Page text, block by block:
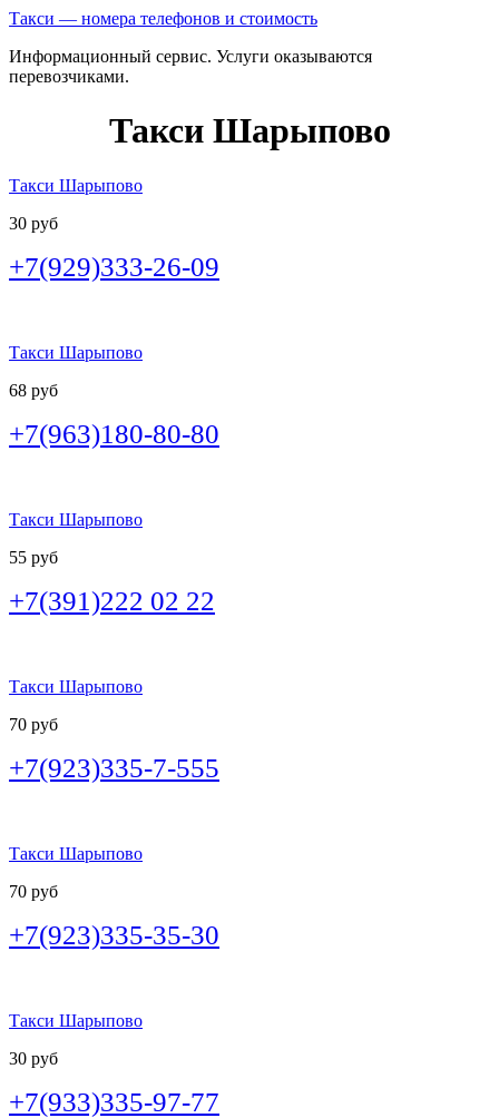
Такси — номера телефонов и стоимость
Информационный сервис. Услуги оказываются
перевозчиками.
Такси Шарыпово
Такси Шарыпово
30 руб
+7(929)333-26-09
Такси Шарыпово
68 руб
+7(963)180-80-80
Такси Шарыпово
55 руб
+7(391)222 02 22
Такси Шарыпово
70 руб
+7(923)335-7-555
Такси Шарыпово
70 руб
+7(923)335-35-30
Такси Шарыпово
30 руб
+7(933)335-97-77